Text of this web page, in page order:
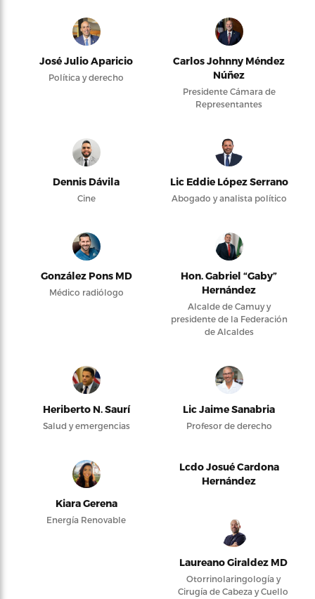
José Julio Aparicio
Política y derecho
Carlos Johnny Méndez
Núñez
Presidente Cámara de
Representantes
Dennis Dávila
Cine
Lic Eddie López Serrano
Abogado y analista político
González Pons MD
Médico radiólogo
Hon. Gabriel “Gaby”
Hernández
Alcalde de Camuy y
presidente de la Federación
de Alcaldes
Heriberto N. Saurí
Salud y emergencias
Lic Jaime Sanabria
Profesor de derecho
Kiara Gerena
Energía Renovable
Lcdo Josué Cardona
Hernández
Laureano Giraldez MD
Otorrinolaringología y
Cirugía de Cabeza y Cuello